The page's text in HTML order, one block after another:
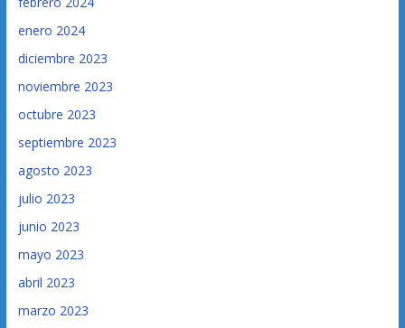
enero 2024
diciembre 2023
noviembre 2023
octubre 2023
septiembre 2023
agosto 2023
julio 2023
junio 2023
mayo 2023
abril 2023
marzo 2023